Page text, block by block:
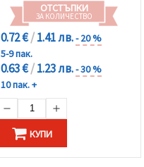
ОТСТЪПКИ
ЗА КОЛИЧЕСТВО
0.72 €/1.41 лв.- 20 %
5-9 пак.
0.63 €/1.23 лв.- 30 %
10 пак. +
КУПИ